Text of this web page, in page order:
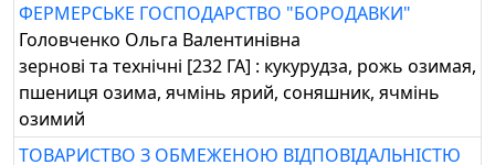
ФЕРМЕРСЬКЕ ГОСПОДАРСТВО "БОРОДАВКИ"
Головченко Ольга Валентинівна
зернові та технічні [232 ГА] : кукурудза, рожь озимая,
пшениця озима, ячмінь ярий, соняшник, ячмінь
озимий
ТОВАРИСТВО З ОБМЕЖЕНОЮ ВІДПОВІДАЛЬНІСТЮ